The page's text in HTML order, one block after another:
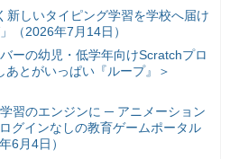
新しいタイピング学習を学校へ届け
（2026年7月14日）
ーの幼児・低学年向けScratchプロ
とがいっぱい『ループ』＞
習のエンジンに ─ アニメーション
グインなしの教育ゲームポータル
6月4日）